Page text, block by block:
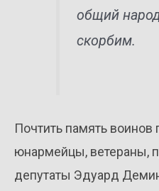
общий
скорбим.
Почтить память
юнармейцы, ветераны,
депутаты Эдуард